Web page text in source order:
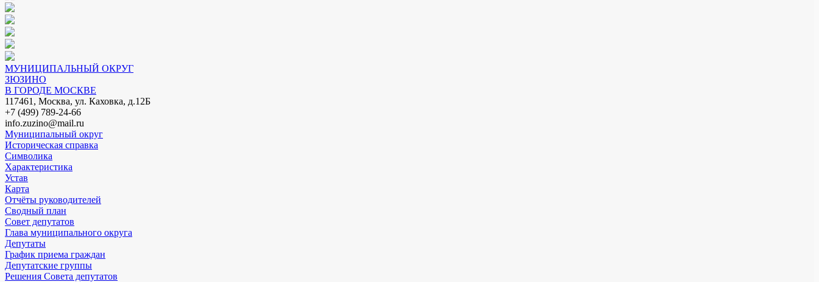
МУНИЦИПАЛЬНЫЙ ОКРУГ
ЗЮЗИНО
В ГОРОДЕ МОСКВЕ
117461, Москва, ул. Каховка, д.12Б
+7 (499) 789-24-66
info.zuzino@mail.ru
Муниципальный округ
Историческая справка
Символика
Характеристика
Устав
Карта
Отчёты руководителей
Сводный план
Совет депутатов
Глава муниципального округа
Депутаты
График приема граждан
Депутатские группы
Решения Совета депутатов